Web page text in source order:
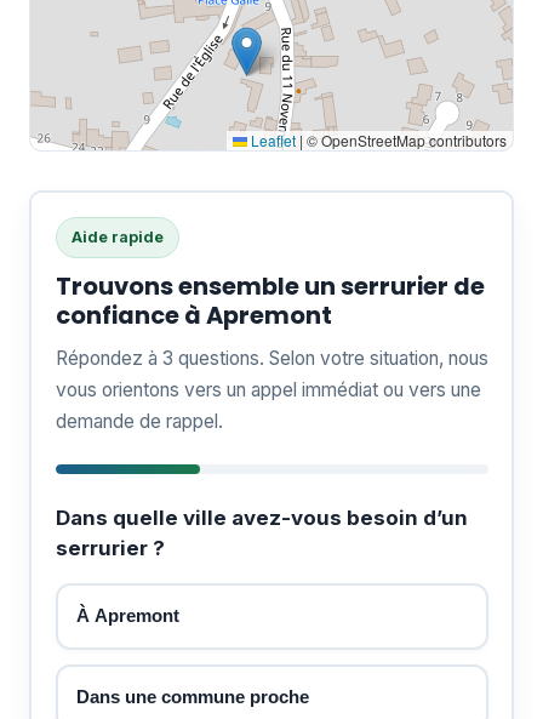
Leaflet | © OpenStreetMap contributors
Aide rapide
Trouvons ensemble un serrurier de
confiance à Apremont
Répondez à 3 questions. Selon votre situation, nous
vous orientons vers un appel immédiat ou vers une
demande de rappel.
Dans quelle ville avez-vous besoin d’un
serrurier ?
À Apremont
Dans une commune proche